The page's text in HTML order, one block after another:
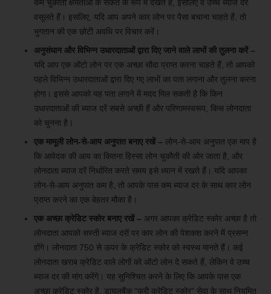
कम चुकौती क्षमताओं के संकेत के रूप में देखते हैं, इसलिए वे उच्च ब्याज दर
वसूलते हैं। इसलिए, यदि आप अपने कार लोन पर पैसा बचाना चाहते हैं, तो
भुगतान की एक छोटी अवधि पर विचार करें।
अनुसंधान और विभिन्न उधारदाताओं द्वारा दिए जाने वाले लाभों की तुलना करें –
यदि आप एक ऑटो लोन पर एक अच्छा सौदा प्राप्त करना चाहते हैं, तो आपको
पहले विभिन्न उधारदाताओं द्वारा दिए गए लाभों का पता लगाना और तुलना करना
होगा। इससे आपको यह पता लगाने में मदद मिल सकती है कि किन
उधारदाताओं की ब्याज दरें सबसे अच्छी हैं और परिणामस्वरूप, किस लोनदाता
को चुनना है।
एक मामूली लोन-से-आय अनुपात बनाए रखें – लोन-से-आय अनुपात एक माप है
कि आवेदक की आय का कितना हिस्सा लोन चुकौती की ओर जाता है, और
लोनदाता ब्याज दरें निर्धारित करते समय इसे ध्यान में रखते हैं। यदि आपका
लोन-से-आय अनुपात कम है, तो आपके पास कम ब्याज दर के साथ कार लोन
प्राप्त करने का एक बेहतर मौका है।
एक अच्छा क्रेडिट स्कोर बनाए रखें – अगर आपका क्रेडिट स्कोर अच्छा है तो
लोनदाता आपको सस्ती ब्याज दरों पर कार लोन की पेशकश करने में प्रसन्न
होंगे। लोनदाता 750 से ऊपर के क्रेडिट स्कोर को स्वस्थ मानते हैं। कई
लोनदाता खराब क्रेडिट वाले लोगों को ऑटो लोन दे सकते हैं, लेकिन वे उच्च
ब्याज दर की मांग करेंगे। यह सुनिश्चित करने के लिए कि आपके पास एक
अच्छा क्रेडिट स्कोर है, डायलबैंक “फ्री क्रेडिट स्कोर” सेवा के साथ नियमित